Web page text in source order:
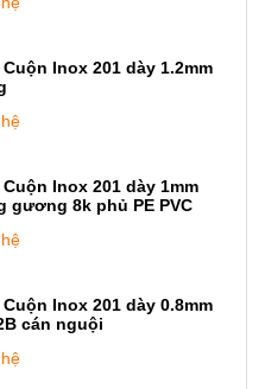
Cuộn Inox 201 dày 1.2mm
Cuộn Inox 201 dày 1mm
gương 8k phủ PE PVC
Cuộn Inox 201 dày 0.8mm
cán nguội